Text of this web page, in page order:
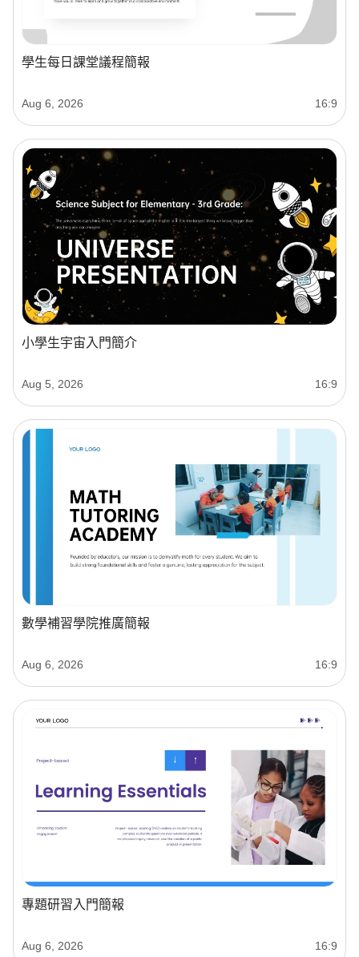
學生每日課堂議程簡報
Aug 6, 2026 16:9
小學生宇宙入門簡介
Aug 5, 2026 16:9
數學補習學院推廣簡報
Aug 6, 2026 16:9
專題研習入門簡報
Aug 6, 2026 16:9